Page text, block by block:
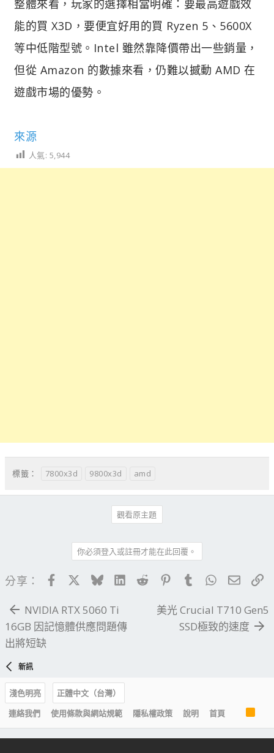
整體來看，玩家的選擇相當明確：要最高遊戲效
能的買 X3D，要便宜好用的買 Ryzen 5、5600X
等中低階型號。Intel 雖然靠降價帶出一些銷量，
但從 Amazon 的數據來看，仍難以撼動 AMD 在
遊戲市場的優勢。
來源
人氣: 5,944
標籤： 7800x3d 9800x3d amd
觀看原主題
你必須登入或註冊才能在此回覆。
分享： FacebookBlueskyLinkedIn
Reddit PinterestTumblrWhatsApp
電子
NVIDIA RTX 5060 Ti
16GB 因記憶體供應問題傳
出將短缺
美光 Crucial T710 Gen5
SSD極致的速度
新訊
淺色明亮
正體中文（台灣）
連絡我們
使用條款與網站規範 隱私權政策 說明 首頁
R
S
S